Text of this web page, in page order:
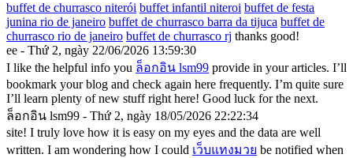
buffet de churrasco niterói buffet infantil niteroi buffet de festa
junina rio de janeiro buffet de churrasco barra da tijuca buffet de
churrasco rio de janeiro buffet de churrasco rj thanks good!
ee - Thứ 2, ngày 22/06/2026 13:59:30
I like the helpful info you ล็อกอิน lsm99 provide in your articles. I’ll
bookmark your blog and check again here frequently. I’m quite sure
I’ll learn plenty of new stuff right here! Good luck for the next.
ล็อกอิน lsm99 - Thứ 2, ngày 18/05/2026 22:22:34
site! I truly love how it is easy on my eyes and the data are well
written. I am wondering how I could เว็บแทงมวย be notified when